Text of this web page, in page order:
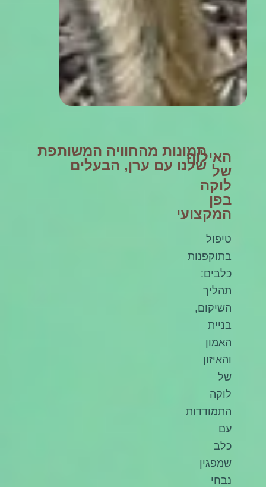
האילוף
של
לוקה
בפן
המקצועי
טיפול
בתוקפנות
כלבים:
תהליך
השיקום,
בניית
האמון
והאיזון
של
לוקה
התמודדות
עם
כלב
שמפגין
נבחי
תמונות מהחוויה המשותפת
שלנו עם ערן, הבעלים